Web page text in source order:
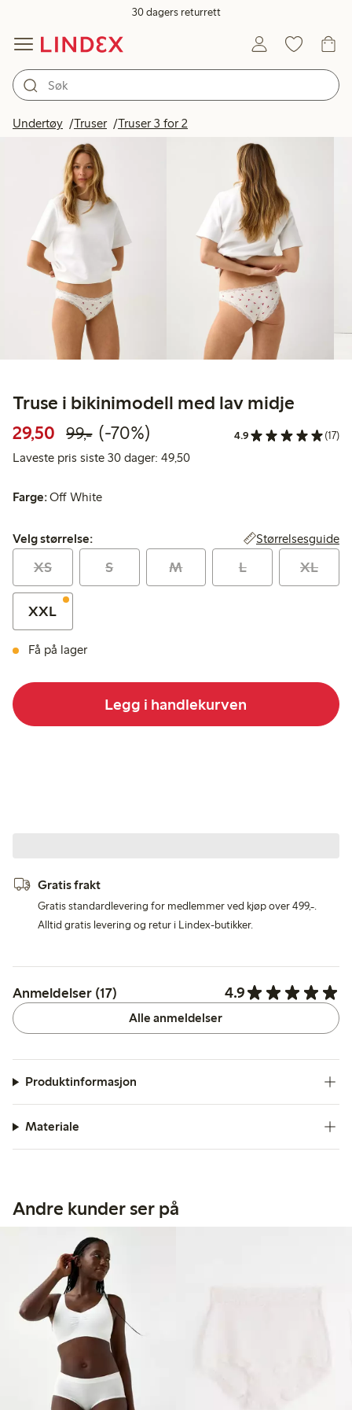
30 dagers returrett
Undertøy Truser Truser 3 for 2
Truse i bikinimodell med lav midje
29,50 Rabattert pris: 29,50 kr
99,-Vanlig pris: 99,00 kr
70% rabatt
(-70%) 4.9 (17)
Laveste pris siste 30 dager: 49,50Laveste pris siste 30 dager:
Farge:Off White
Velg størrelse:
Velg størrelse: Størrelsesguide
XS S M L XL
XXL
Få på lager
Legg i handlekurven
Gratis frakt
Gratis standardlevering for medlemmer ved kjøp over 499,-.
Alltid gratis levering og retur i Lindex-butikker.
Anmeldelser (17) 4.9
Alle anmeldelser
Produktinformasjon
Materiale
Andre kunder ser på